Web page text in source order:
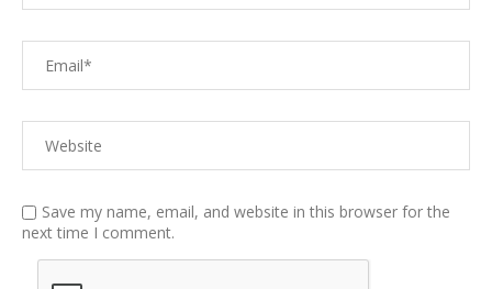
Save my name, email, and website in this browser for the
next time I comment.